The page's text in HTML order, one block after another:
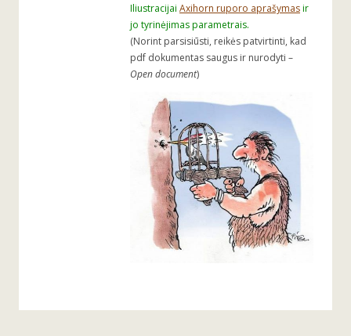
Iliustracijai Axihorn ruporo aprašymasir
jo tyrinėjimas parametrais.
(Norint parsisiūsti, reikės patvirtinti, kad
pdf dokumentas saugus ir nurodyti –
Open document)